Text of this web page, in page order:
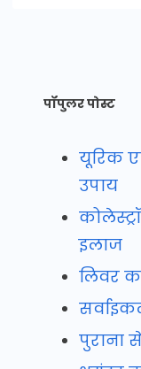
पॉपुलर पोस्ट
यूरिक
उपाय
इलाज
लिवर
पुराना